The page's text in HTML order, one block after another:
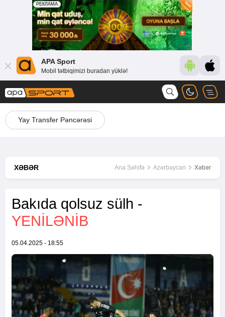
APA Sport
Mobil tətbiqimizi buradan yüklə!
Yay Transfer Pəncərəsi
XƏBƏR Ana Səhifə Azərbaycan Xəbər
Bakıda qolsuz sülh -
YENİLƏNİB
05.04.2025 - 18:55